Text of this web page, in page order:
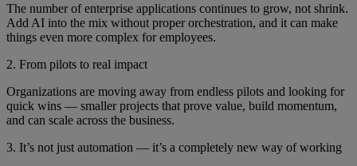
The number of enterprise applications continues to grow, not shrink.
Add AI into the mix without proper orchestration, and it can make
things even more complex for employees.
2. From pilots to real impact
Organizations are moving away from endless pilots and looking for
quick wins — smaller projects that prove value, build momentum,
and can scale across the business.
3. It’s not just automation — it’s a completely new way of working